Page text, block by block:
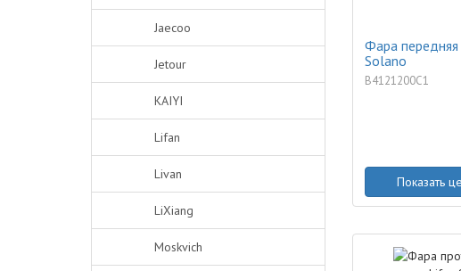
Jaecoo
Jetour
KAIYI
Lifan
Livan
LiXiang
Moskvich
Фара
Solano
B4121200C1
Показать